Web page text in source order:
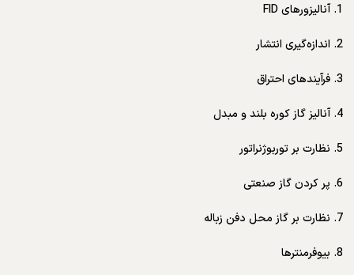
آنالیزورهای FID
اندازه‌گیری انتشار
فرآیندهای احتراق
آنالیز گاز کوره بلند و مبدل
نظارت بر توربوژنراتور
پر کردن گاز صنعتی
نظارت بر گاز محل دفن زباله
بیوفرمنترها